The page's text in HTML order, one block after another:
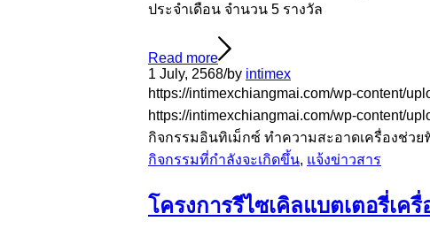
ประจำเดือน จำนวน 5 รางวัล
Read more
1 July, 2568/by intimex
https://intimexchiangmai.com/wp-content/
https://intimexchiangmai.com/wp-content/
กิจกรรมอินทิเม็กซ์ ทำความสะอาดเครื่องช่วย
กิจกรรมที่กำลังจะเกิดขึ้น, แจ้งข่าวสาร
โครงการรีไซเคิลแบตเตอรี่เค